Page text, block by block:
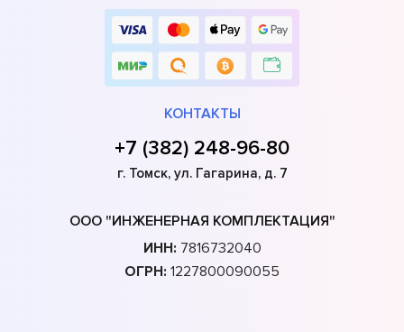
КОНТАКТЫ
+7 (382) 248-96-80
г. Томск, ул. Гагарина, д. 7
ООО "ИНЖЕНЕРНАЯ КОМПЛЕКТАЦИЯ"
ИНН: 7816732040
ОГРН: 1227800090055